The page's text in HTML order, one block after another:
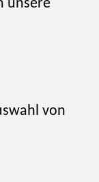
unsere
von